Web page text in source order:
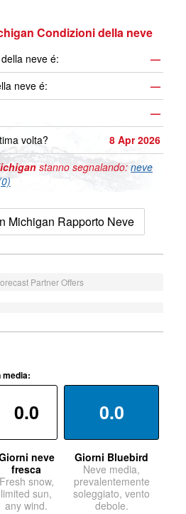
Condizioni della neve
neve é:
—
neve é:
—
—
volta?
8 Apr 2026
stanno segnalando: neve
Michigan Rapporto Neve
Partner Offers
media:
0.0
neve
fresca
Fresh snow,
limited sun,
any wind.
0.0
Giorni Bluebird
Neve media,
prevalentemente
soleggiato, vento
debole.